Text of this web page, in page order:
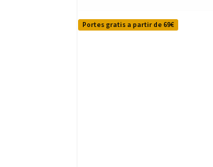
Portes gratis a partir de 69€